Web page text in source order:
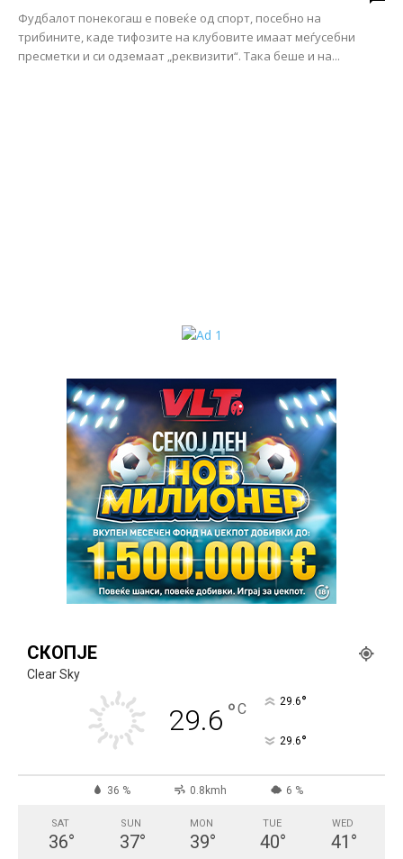
Фудбалот понекогаш е повеќе од спорт, посебно на
трибините, каде тифозите на клубовите имаат меѓусебни
пресметки и си одземаат „реквизити“. Така беше и на...